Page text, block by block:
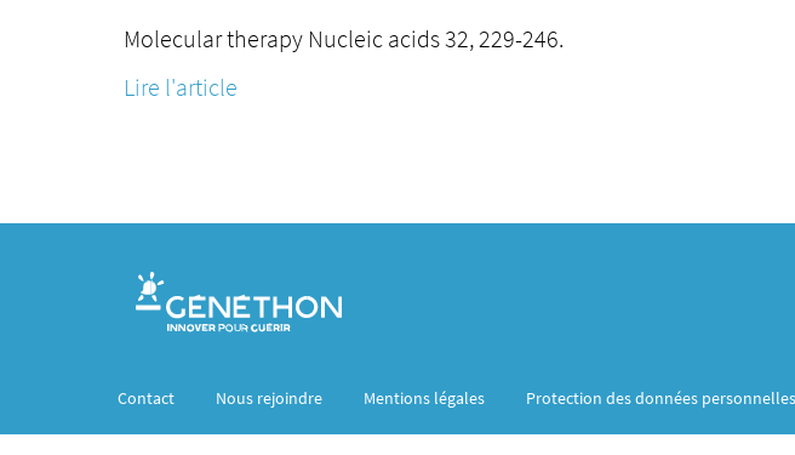
Molecular therapy Nucleic acids 32, 229-246.
Lire l'article
Contact Nous rejoindre Mentions légales Protection des données personnelles